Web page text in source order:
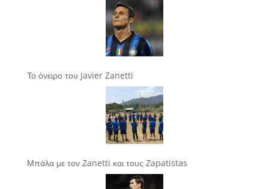
Το όνειρο του Javier Zanetti
Μπάλα με τον Zanetti και τους Zapatistas